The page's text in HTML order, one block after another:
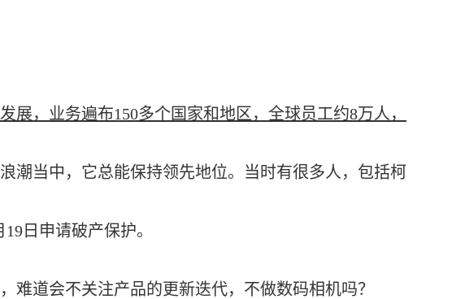
，业务遍布150多个国家和地区，全球员工约8万人，
当中，它总能保持领先地位。当时有很多人，包括柯
日申请破产保护。
道会不关注产品的更新迭代，不做数码相机吗？